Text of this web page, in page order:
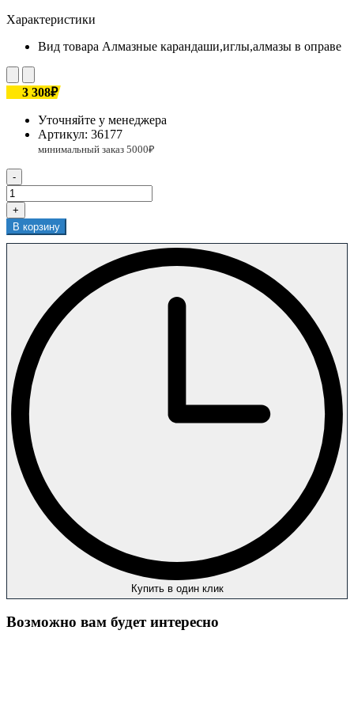
Характеристики
Вид товара Алмазные карандаши,иглы,алмазы в оправе
3 308₽
Уточняйте у менеджера
Артикул: 36177
-
+
В корзину
Купить в один клик
Возможно вам будет интересно